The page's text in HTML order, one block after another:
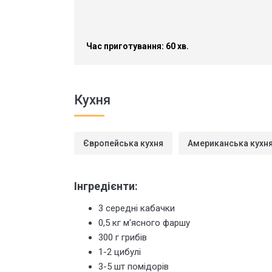
Час приготування: 60 хв.
Кухня
Європейська кухня Американська
Інгредієнти:
3 середні кабачки
0,5 кг м'ясного фаршу
300 г грибів
1-2 цибулі
3-5 шт помідорів